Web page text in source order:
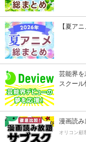
【夏ア
芸能界を
スクー
漫画読み
オリコン顧